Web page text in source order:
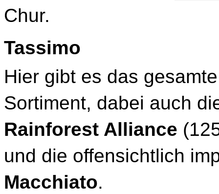
Chur.
Tassimo
Hier gibt es das
Sortiment, dabei auch
Rainforest Alliance
und die offensichtlich
Macchiato.